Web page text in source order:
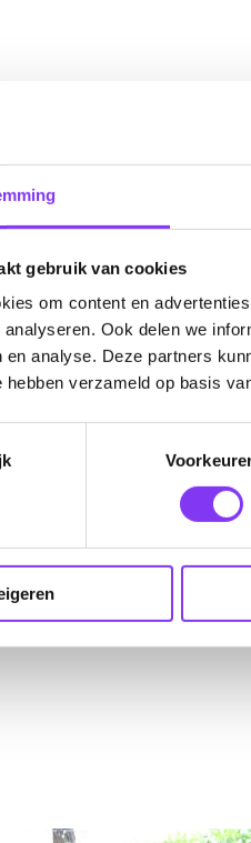
gebruik van cookies
om content en
Ook delen we
en analyse. Deze partners
verzameld op basis
o.b.v. Fully Inclusive
boeking
€3,- per